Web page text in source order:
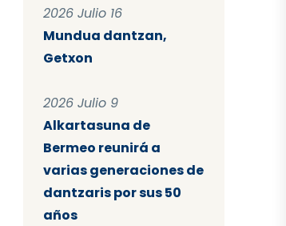
2026 Julio 16
Mundua dantzan,
Getxon
2026 Julio 9
Alkartasuna de
Bermeo reunirá a
varias generaciones de
dantzaris por sus 50
años